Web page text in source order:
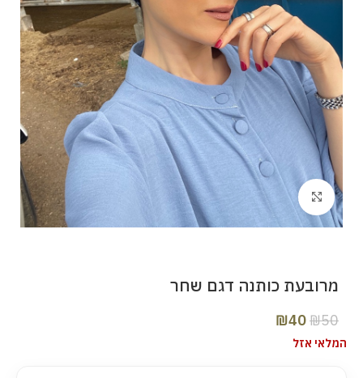
Click to enlarge
מרובעת כותנה דגם שחר
₪50
₪40
המלאי אזל